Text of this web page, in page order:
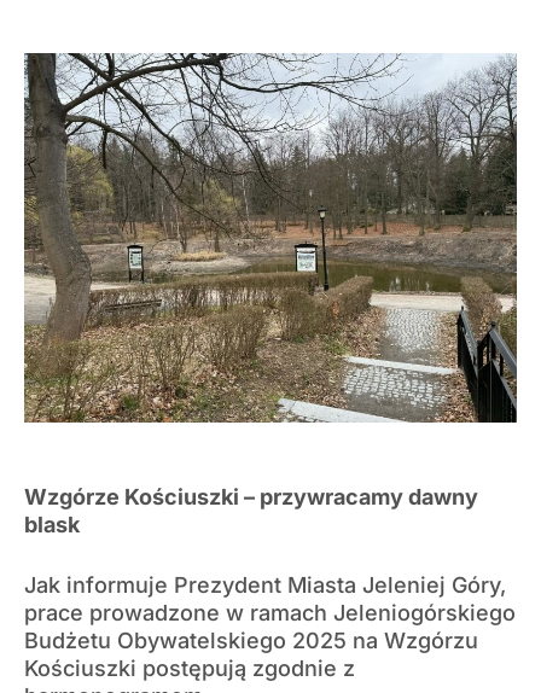
Wzgórze Kościuszki – przywracamy dawny
blask
Jak informuje Prezydent Miasta Jeleniej Góry,
prace prowadzone w ramach Jeleniogórskiego
Budżetu Obywatelskiego 2025 na Wzgórzu
Kościuszki postępują zgodnie z